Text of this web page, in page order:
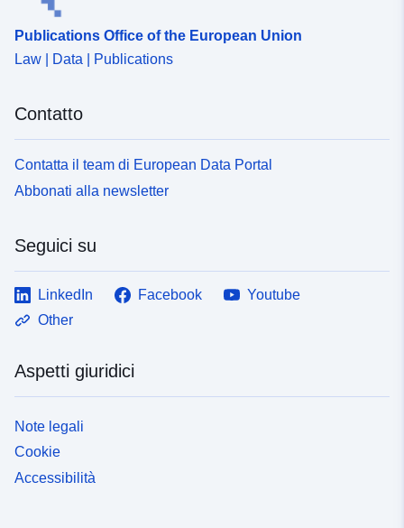
Publications Office of the European Union
Law | Data | Publications
Contatto
Contatta il team di European Data Portal
Abbonati alla newsletter
Seguici su
LinkedIn Facebook
Youtube
Other
Aspetti giuridici
Note legali
Cookie
Accessibilità